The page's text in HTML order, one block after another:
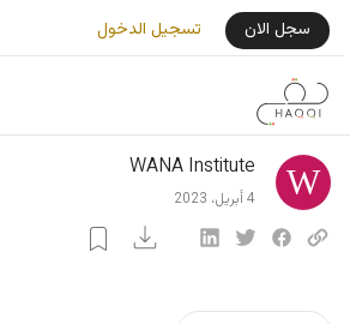
تجاوز إلى المحتوى الرئيسي
User Login Menu
سجل الان تسجيل الدخول
WANA Institute
4 أبريل، 2023